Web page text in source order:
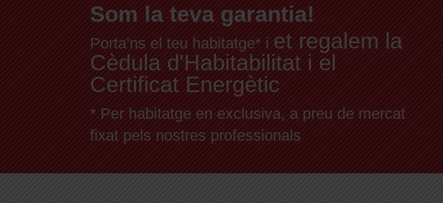
Som la teva garantia!
Porta'ns el teu habitatge* i et regalem la
Cèdula d'Habitabilitat i el
Certificat Energètic
* Per habitatge en exclusiva, a preu de mercat
fixat pels nostres professionals